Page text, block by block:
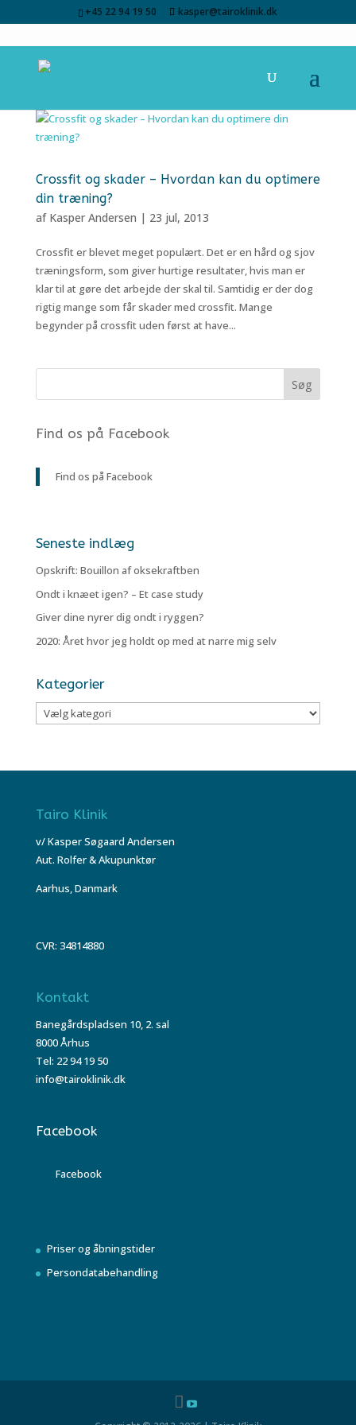
+45 22 94 19 50 kasper@tairoklinik.dk
Crossfit og skader – Hvordan kan du optimere
din træning?
af Kasper Andersen | 23 jul, 2013
Crossfit er blevet meget populært. Det er en hård og sjov
træningsform, som giver hurtige resultater, hvis man er
klar til at gøre det arbejde der skal til. Samtidig er der dog
rigtig mange som får skader med crossfit. Mange
begynder på crossfit uden først at have...
Find os på Facebook
Find os på Facebook
Seneste indlæg
Opskrift: Bouillon af oksekraftben
Ondt i knæet igen? – Et case study
Giver dine nyrer dig ondt i ryggen?
2020: Året hvor jeg holdt op med at narre mig selv
Kategorier
Kategorier
Tairo Klinik
v/ Kasper Søgaard Andersen
Aut. Rolfer & Akupunktør
Aarhus, Danmark
CVR: 34814880
Kontakt
Banegårdspladsen 10, 2. sal
8000 Århus
Tel: 22 94 19 50
info@tairoklinik.dk
Facebook
Facebook
Priser og åbningstider
Persondatabehandling